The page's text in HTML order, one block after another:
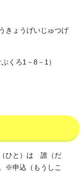
きょうげいじゅつげ
くろ1－8－1）
ひと）は 誰（だ
※申込（もうしこ